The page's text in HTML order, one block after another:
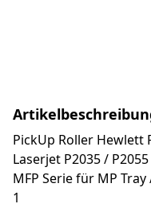
PickUp Roller Hewlett
Laserjet P2035 /
MFP Serie für MP
1